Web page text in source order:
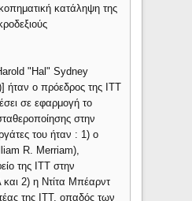
κατάληψη της
"Hal" Sydney
ήταν ο πρόεδρος της ITT
σε εφαρμογή το
στην
του ήταν : 1) ο
R. Merriam),
της ITT στην
2) η Ντίτα Μπέαρντ
της ITT, οπαδός των